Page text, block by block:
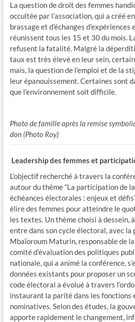
La question de droit des femmes
occultée par l’association, qui a créé
brassage et d’échanges
réunissent tous les 15 et 30 du mois.
refusent la fatalité. Malgré la
taux est très élevé en leur sein,
mais, la question de l’emploi et de la
leur épanouissement. Certaines sont
que l’environnement soit difficile.
Photo de famille après la remise
don (Photo Roy)
Leadership des femmes et
L’objectif recherché à travers la
autour du thème “La participation de
échéances électorales : enjeux et
élire des femmes pour atteindre le
les textes. Un thème choisi à dessein,
entre dans son cycle électoral, avec
Mbaïoroum Maturin, responsable de
comité d’évaluation des politiques
nationale, qui a animé la conférence,
données existants pour proposer un
code électoral a évolué à travers
instaurant la parité dans les fonctions
nominatives. Selon des études, la
apporte rapidement le changement,